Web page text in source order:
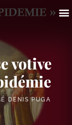
votive
DENIS PUGA